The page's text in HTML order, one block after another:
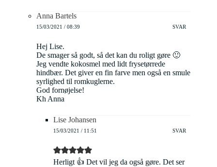
Anna Bartels
15/03/2021 / 08:39 SVAR
Hej Lise.
De smager så godt, så det kan du roligt gøre 🙂
Jeg vendte kokosmel med lidt frysetørrede
hindbær. Det giver en fin farve men også en smule
syrlighed til romkuglerne.
God fornøjelse!
Kh Anna
Lise Johansen
15/03/2021 / 11:51 SVAR
Herligt 👍 Det vil jeg da også gøre. Det ser